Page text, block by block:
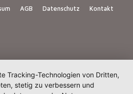
AGB Datenschutz Kontakt
Tracking-Technologien von Dritten,
stetig zu verbessern und